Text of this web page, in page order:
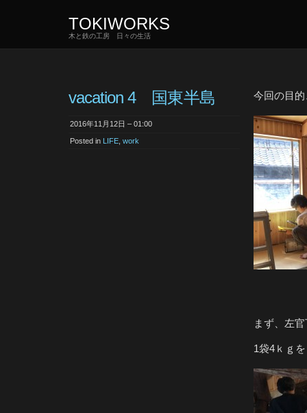
TOKIWORKS
木と鉄の工房 日々の生活
vacation 4 国東半島
2016年11月12日 – 01:00
Posted in LIFE work
今回の目
まず、左
1袋4ｋｇ